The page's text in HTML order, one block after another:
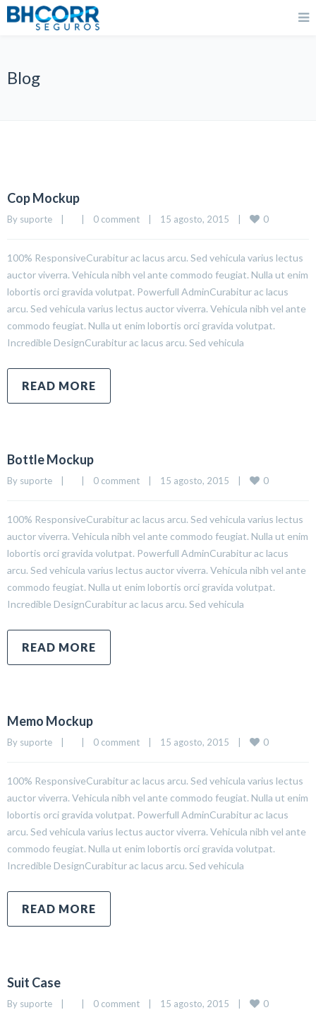
Blog
Cop Mockup
By suporte 0 comment 15 agosto, 2015 0
100% ResponsiveCurabitur ac lacus arcu. Sed vehicula varius lectus
auctor viverra. Vehicula nibh vel ante commodo feugiat. Nulla ut enim
lobortis orci gravida volutpat. Powerfull AdminCurabitur ac lacus
arcu. Sed vehicula varius lectus auctor viverra. Vehicula nibh vel ante
commodo feugiat. Nulla ut enim lobortis orci gravida volutpat.
Incredible DesignCurabitur ac lacus arcu. Sed vehicula
READ MORE
Bottle Mockup
By suporte 0 comment 15 agosto, 2015 0
100% ResponsiveCurabitur ac lacus arcu. Sed vehicula varius lectus
auctor viverra. Vehicula nibh vel ante commodo feugiat. Nulla ut enim
lobortis orci gravida volutpat. Powerfull AdminCurabitur ac lacus
arcu. Sed vehicula varius lectus auctor viverra. Vehicula nibh vel ante
commodo feugiat. Nulla ut enim lobortis orci gravida volutpat.
Incredible DesignCurabitur ac lacus arcu. Sed vehicula
READ MORE
Memo Mockup
By suporte 0 comment 15 agosto, 2015 0
100% ResponsiveCurabitur ac lacus arcu. Sed vehicula varius lectus
auctor viverra. Vehicula nibh vel ante commodo feugiat. Nulla ut enim
lobortis orci gravida volutpat. Powerfull AdminCurabitur ac lacus
arcu. Sed vehicula varius lectus auctor viverra. Vehicula nibh vel ante
commodo feugiat. Nulla ut enim lobortis orci gravida volutpat.
Incredible DesignCurabitur ac lacus arcu. Sed vehicula
READ MORE
Suit Case
By suporte 0 comment 15 agosto, 2015 0